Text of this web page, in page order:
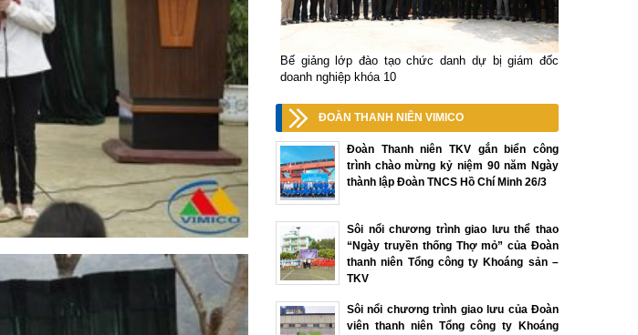
Bế giảng lớp đào tạo chức danh dự bị giám đốc
doanh nghiệp khóa 10
ĐOÀN THANH NIÊN VIMICO
Đoàn Thanh niên TKV gắn biển công
trình chào mừng kỷ niệm 90 năm Ngày
thành lập Đoàn TNCS Hồ Chí Minh 26/3
Sôi nổi chương trình giao lưu thể thao
“Ngày truyền thống Thợ mỏ” của Đoàn
thanh niên Tổng công ty Khoáng sản –
TKV
Sôi nổi chương trình giao lưu của Đoàn
viên thanh niên Tổng công ty Khoáng